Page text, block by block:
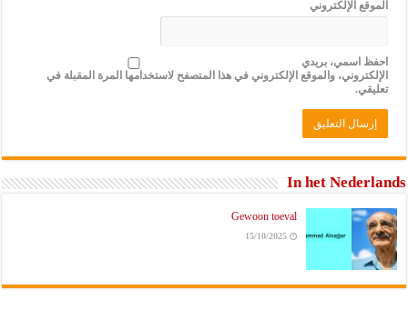
الموقع الإلكتروني
احفظ اسمي، بريدي
الإلكتروني، والموقع الإلكتروني في هذا المتصفح لاستخدامها المرة المقبلة في
تعليقي.
In het Nederlands
Gewoon toeval
15/10/2025